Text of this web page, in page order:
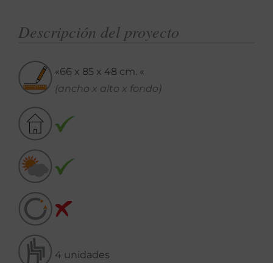
Descripción del proyecto
«66 x 85 x 48 cm. «
(ancho x alto x fondo)
4 unidades